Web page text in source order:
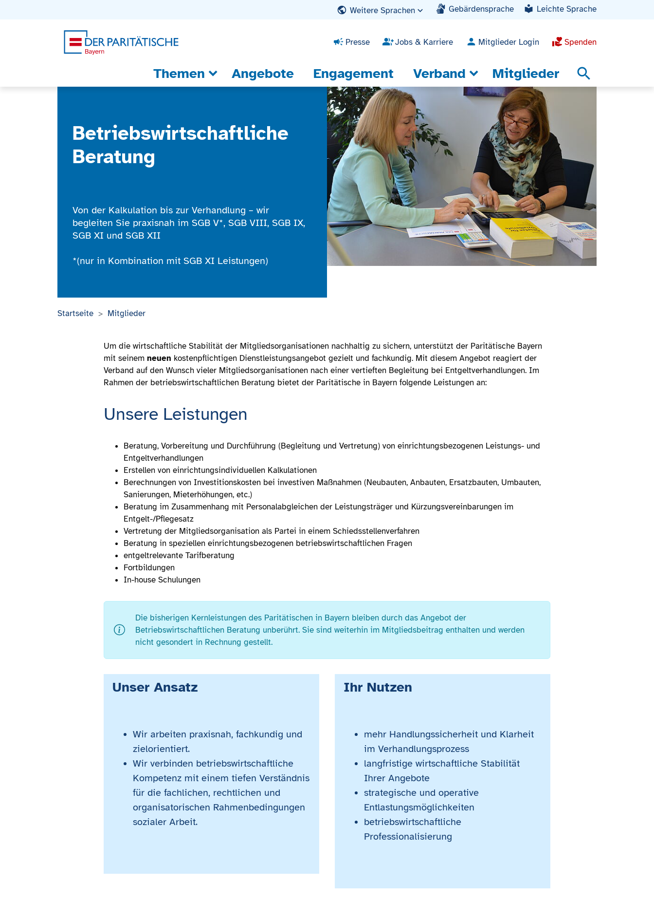
Weitere Sprachen Gebärdensprache Leichte Sprache
Presse Jobs & Karriere Mitglieder Login Spenden
Themen Angebote Engagement Verband Mitglieder search
Betriebswirtschaftliche
Beratung
Von der Kalkulation bis zur Verhandlung – wir
begleiten Sie praxisnah im SGB V*, SGB VIII, SGB IX,
SGB XI und SGB XII
*(nur in Kombination mit SGB XI Leistungen)
Startseite Mitglieder
Um die wirtschaftliche Stabilität der Mitgliedsorganisationen nachhaltig zu sichern, unterstützt der Paritätische Bayern
mit seinem neuen kostenpflichtigen Dienstleistungsangebot gezielt und fachkundig. Mit diesem Angebot reagiert der
Verband auf den Wunsch vieler Mitgliedsorganisationen nach einer vertieften Begleitung bei Entgeltverhandlungen. Im
Rahmen der betriebswirtschaftlichen Beratung bietet der Paritätische in Bayern folgende Leistungen an:
Unsere Leistungen
Beratung, Vorbereitung und Durchführung (Begleitung und Vertretung) von einrichtungsbezogenen Leistungs- und
Entgeltverhandlungen
Erstellen von einrichtungsindividuellen Kalkulationen
Berechnungen von Investitionskosten bei investiven Maßnahmen (Neubauten, Anbauten, Ersatzbauten, Umbauten,
Sanierungen, Mieterhöhungen, etc.)
Beratung im Zusammenhang mit Personalabgleichen der Leistungsträger und Kürzungsvereinbarungen im
Entgelt-/Pflegesatz
Vertretung der Mitgliedsorganisation als Partei in einem Schiedsstellenverfahren
Beratung in speziellen einrichtungsbezogenen betriebswirtschaftlichen Fragen
entgeltrelevante Tarifberatung
Fortbildungen
In-house Schulungen
Die bisherigen Kernleistungen des Paritätischen in Bayern bleiben durch das Angebot der
Betriebswirtschaftlichen Beratung unberührt. Sie sind weiterhin im Mitgliedsbeitrag enthalten und werden
nicht gesondert in Rechnung gestellt.
Unser Ansatz
Wir arbeiten praxisnah, fachkundig und
zielorientiert.
Wir verbinden betriebswirtschaftliche
Kompetenz mit einem tiefen Verständnis
für die fachlichen, rechtlichen und
organisatorischen Rahmenbedingungen
sozialer Arbeit.
Ihr Nutzen
mehr Handlungssicherheit und Klarheit
im Verhandlungsprozess
langfristige wirtschaftliche Stabilität
Ihrer Angebote
strategische und operative
Entlastungsmöglichkeiten
betriebswirtschaftliche
Professionalisierung